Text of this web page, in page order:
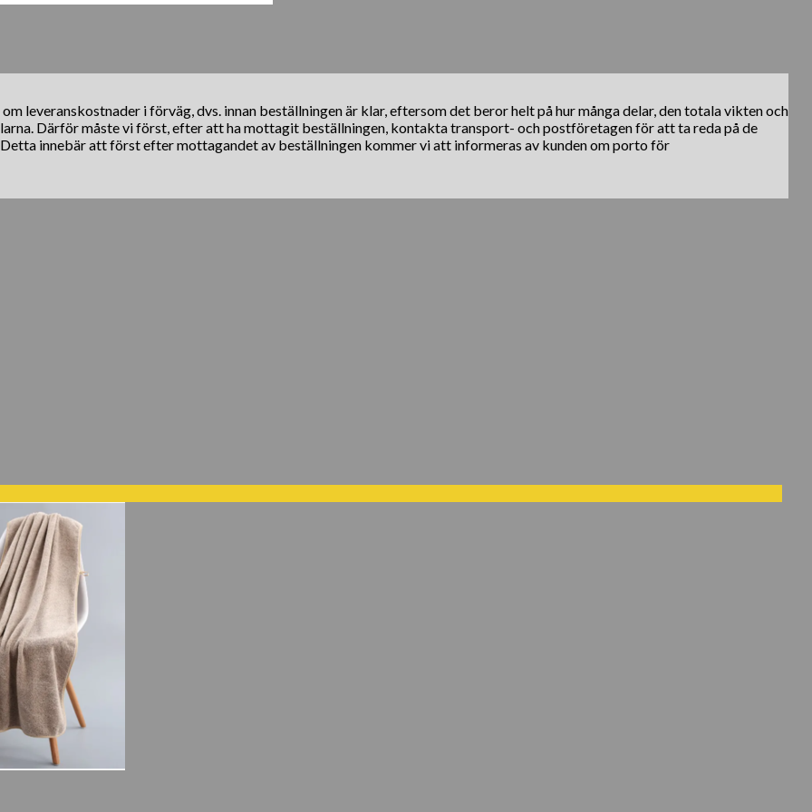
leveranskostnader i förväg, dvs. innan beställningen är klar, eftersom det beror helt på hur många delar, den totala vikten och
Därför måste vi först, efter att ha mottagit beställningen, kontakta transport- och postföretagen för att ta reda på de
innebär att först efter mottagandet av beställningen kommer vi att informeras av kunden om porto för